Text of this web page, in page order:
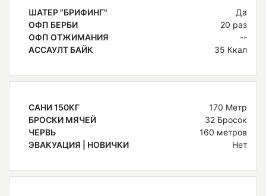
ШАТЕР "БРИФИНГ"
Да
ОФП БЕРБИ
20 раз
ОФП ОТЖИМАНИЯ
--
АССАУЛТ БАЙК
35 Ккал
САНИ 150КГ
170 Метр
БРОСКИ МЯЧЕЙ
32 Бросок
ЧЕРВЬ
160 метров
ЭВАКУАЦИЯ | НОВИЧКИ
Нет